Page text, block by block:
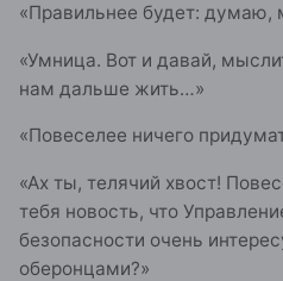
«Правильнее будет: думаю,
«Умница. Вот и давай,
нам дальше жить…»
«Повеселее ничего
«Ах ты, телячий хвост!
тебя новость, что
безопасности очень
оберонцами?»